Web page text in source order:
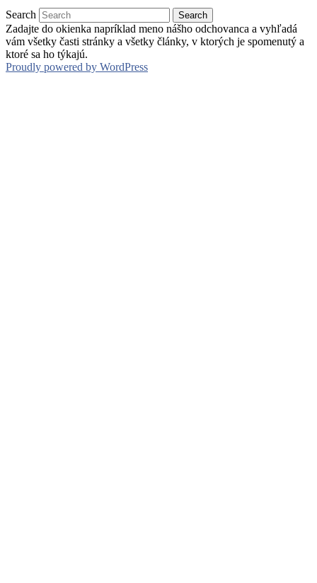
Search
Zadajte do okienka napríklad meno nášho odchovanca a vyhľadá
vám všetky časti stránky a všetky články, v ktorých je spomenutý a
ktoré sa ho týkajú.
Proudly powered by WordPress